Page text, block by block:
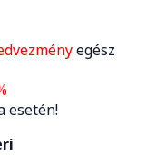
egész
esetén!